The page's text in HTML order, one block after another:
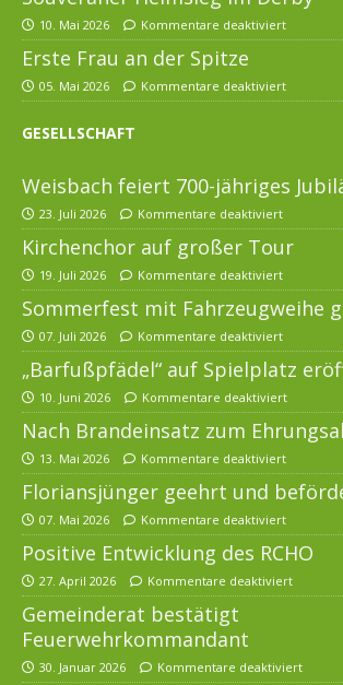
10. Mai 2026 Kommentare deaktiviert
Erste Frau an der Spitze
05. Mai 2026 Kommentare deaktiviert
GESELLSCHAFT
Weisbach feiert 700-jähriges
23. Juli 2026 Kommentare deaktiviert
Kirchenchor auf großer Tour
19. Juli 2026 Kommentare deaktiviert
Sommerfest mit Fahrzeugweihe
07. Juli 2026 Kommentare deaktiviert
„Barfußpfädel“ auf Spielplatz
10. Juni 2026 Kommentare deaktiviert
Nach Brandeinsatz zum
13. Mai 2026 Kommentare deaktiviert
Floriansjünger geehrt und
07. Mai 2026 Kommentare deaktiviert
Positive Entwicklung des RCHO
27. April 2026 Kommentare deaktiviert
Gemeinderat bestätigt
Feuerwehrkommandant
30. Januar 2026 Kommentare deaktiviert